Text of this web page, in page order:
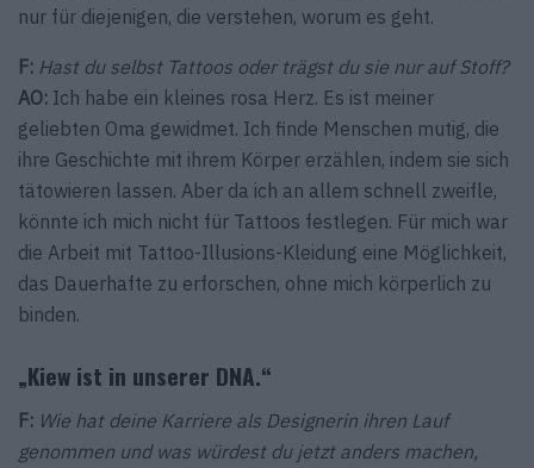
nur für diejenigen, die verstehen, worum es geht.
F: Hast du selbst Tattoos oder trägst du sie nur auf Stoff?
AO: Ich habe ein kleines rosa Herz. Es ist meiner
geliebten Oma gewidmet. Ich finde Menschen mutig, die
ihre Geschichte mit ihrem Körper erzählen, indem sie sich
tätowieren lassen. Aber da ich an allem schnell zweifle,
könnte ich mich nicht für Tattoos festlegen. Für mich war
die Arbeit mit Tattoo-Illusions-Kleidung eine Möglichkeit,
das Dauerhafte zu erforschen, ohne mich körperlich zu
binden.
„Kiew ist in unserer DNA.“
F: Wie hat deine Karriere als Designerin ihren Lauf
genommen und was würdest du jetzt anders machen,